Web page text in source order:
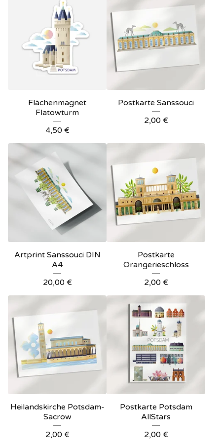
Flächenmagnet
Flatowturm
4,50 €
Postkarte Sanssouci
2,00 €
Artprint Sanssouci DIN
A4
20,00 €
Postkarte
Orangerieschloss
2,00 €
Heilandskirche Potsdam-
Sacrow
2,00 €
Postkarte Potsdam
AllStars
2,00 €